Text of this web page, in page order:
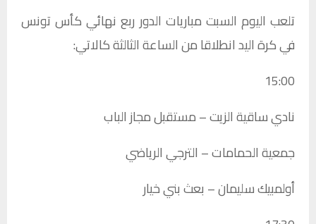
تلعب اليوم السبت مباريات الدور ربع نهائي كأس تونس
في كرة اليد انطلاقا من الساعة الثالثة كالاتي:
15:00
نادي ساقية الزيت – مستقبل مجاز الباب
جمعية الحمامات – الترجي الرياضي
أولمبيك سليمان – بعث بني خيار